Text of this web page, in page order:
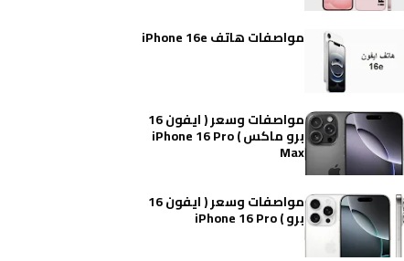
مواصفات هاتف iPhone 16e
مواصفات وسعر ( ايفون 16
برو ماكس ) iPhone 16 Pro
Max
مواصفات وسعر ( ايفون 16
برو ) iPhone 16 Pro